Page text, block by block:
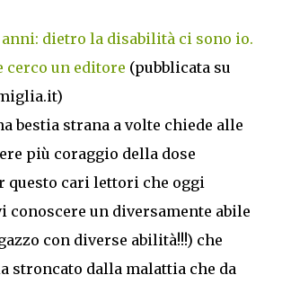
anni: dietro la disabilità ci sono io.
cerco un editore (pubblicata su
bestia strana a volte chiede alle
più coraggio della dose
questo cari lettori che oggi
conoscere un diversamente abile
con diverse abilità!!!) che
stroncato dalla malattia che da